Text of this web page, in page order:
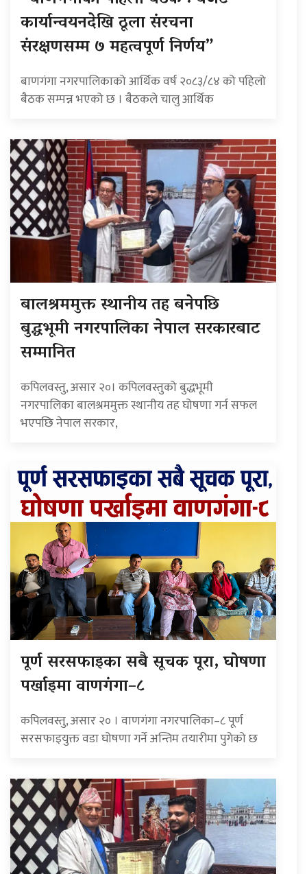
कार्यान्वयनदेखि ठूला संरचना
संरक्षणसम्म ७ महत्वपूर्ण निर्णय”
बाणगंगा नगरपालिकाको आर्थिक वर्ष २०८३/८४ को पहिलो
बैठक सम्पन्न भएको छ । बैठकले चालु आर्थिक
बालश्रममुक्त स्थानीय तह बनेपछि
बुद्धभूमी नगरपालिका नेपाल सरकारबाट
सम्मानित
कपिलवस्तु, असार २०। कपिलवस्तुको बुद्धभूमी
नगरपालिका बालश्रममुक्त स्थानीय तह घोषणा गर्न सफल
भएपछि नेपाल सरकार,
पूर्ण सरसफाइका सबै सूचक पूरा, घोषणा
पर्खाइमा वाणगंगा–८
कपिलवस्तु, असार २० । वाणगंगा नगरपालिका–८ पूर्ण
सरसफाइयुक्त वडा घोषणा गर्ने अन्तिम तयारीमा पुगेको छ